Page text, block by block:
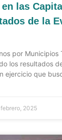
las
de la
por Municipios
los resultados
ejercicio que
2025